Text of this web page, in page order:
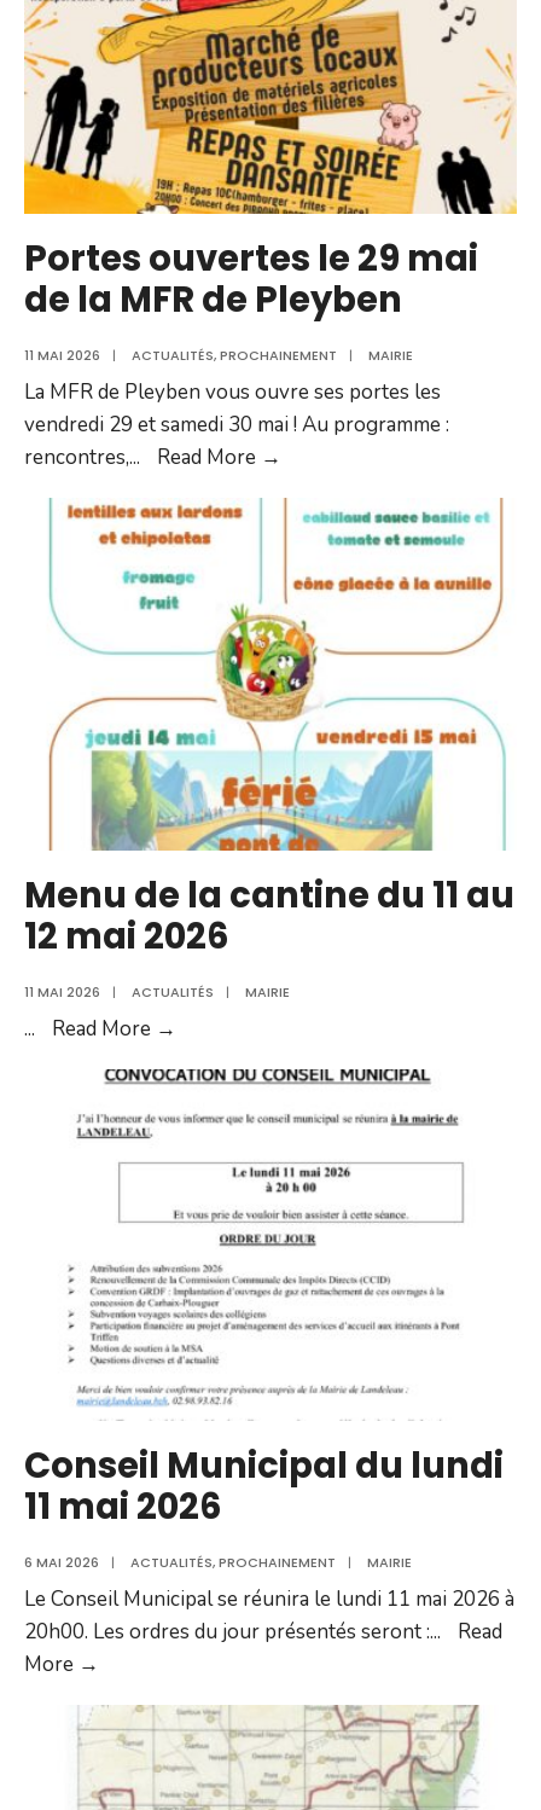
Portes ouvertes le 29 mai
de la MFR de Pleyben
11 MAI 2026 | ACTUALITÉS,PROCHAINEMENT | MAIRIE
La MFR de Pleyben vous ouvre ses portes les
vendredi 29 et samedi 30 mai ! Au programme :
rencontres,... Read More →
mai
de
la
MFR
de
Pleyben
Menu de la cantine du 11 au
12 mai 2026
11 MAI 2026 | ACTUALITÉS | MAIRIE
... Read More →
la
cantine
du
au
mai
2026
Conseil Municipal du lundi
11 mai 2026
6 MAI 2026 | ACTUALITÉS,PROCHAINEMENT | MAIRIE
Le Conseil Municipal se réunira le lundi 11 mai 2026 à
20h00. Les ordres du jour présentés seront :...
Read
More →
du
11